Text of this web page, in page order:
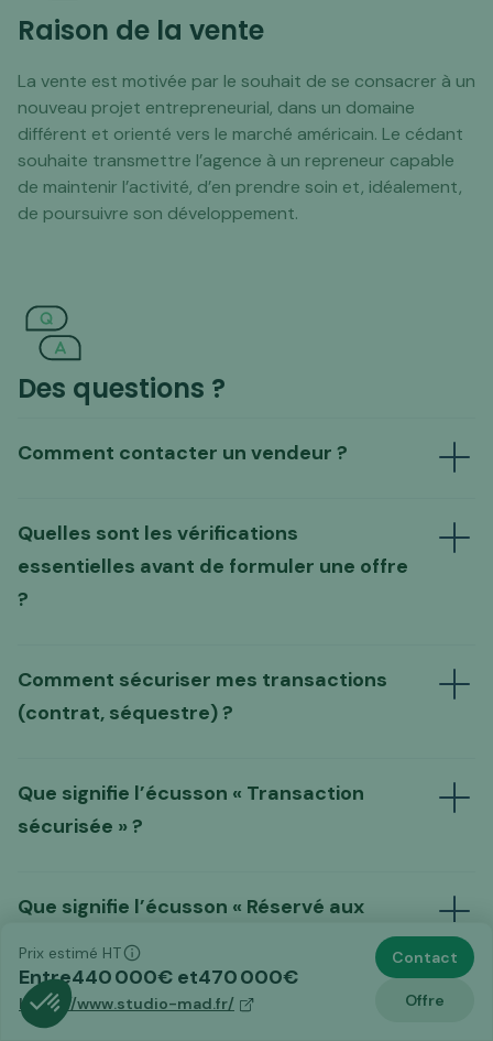
Raison de la vente
La vente est motivée par le souhait de se consacrer à un
nouveau projet entrepreneurial, dans un domaine
différent et orienté vers le marché américain. Le cédant
souhaite transmettre l’agence à un repreneur capable
de maintenir l’activité, d’en prendre soin et, idéalement,
de poursuivre son développement.
Des questions ?
Comment contacter un vendeur ?
Envoyer un mail au vendeur
Formuler une offre directe
Quelles sont les vérifications
essentielles avant de formuler une offre
?
un guide d'analyse complet adapté à chaque
typologie de site
obtenir
un devis d'audit complet de la part de nos
experts
Comment sécuriser mes transactions
(contrat, séquestre) ?
nos conditions de ventes et offres
de prestation
ASTUCE PRATIQUE
Que signifie l’écusson « Transaction
sécurisée » ?
"Transaction sécurisée"
Que signifie l’écusson « Réservé aux
investisseurs » ?
Prix estimé HT
Entre440 000€ et470 000€
https://www.studio-mad.fr/
Contact
Offre